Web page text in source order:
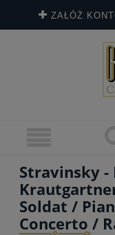
ZAŁÓŻ
Stravinsky
Soldat /
Concerto /